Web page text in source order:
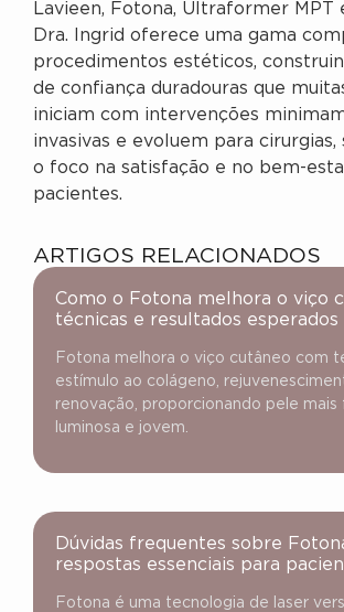
Lavieen, Fotona, Ultraformer MPT
Dra. Ingrid oferece uma gama
procedimentos estéticos,
de confiança duradouras que
iniciam com intervenções
invasivas e evoluem para
o foco na satisfação e no bem-
pacientes.
ARTIGOS RELACIONADOS
Como o Fotona melhora o viço
técnicas e resultados esperados
Fotona melhora o viço cutâneo com
estímulo ao colágeno,
renovação, proporcionando pele mais
luminosa e jovem.
Dúvidas frequentes sobre
respostas essenciais para
Fotona é uma tecnologia de laser